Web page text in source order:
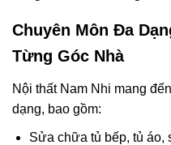
Chuyên Môn Đa
Từng Góc Nhà
Nội thất Nam Nhi mang
dạng, bao gồm:
Sửa chữa tủ bếp, tủ áo,